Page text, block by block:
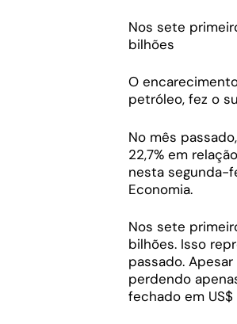
Nos sete
bilhões
O
petróleo, fez o
No mês
22,7% em
nesta segunda-
Economia.
Nos sete
bilhões. Isso
passado.
perdendo
fechado em